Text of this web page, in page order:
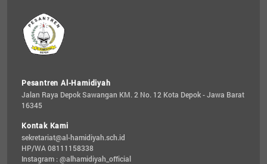
Pesantren Al-Hamidiyah
Jalan Raya Depok Sawangan KM. 2 No. 12 Kota Depok - Jawa Barat
16345
Kontak Kami
sekretariat@al-hamidiyah.sch.id
HP/WA 08111158338
Instagram : @alhamidiyah_official